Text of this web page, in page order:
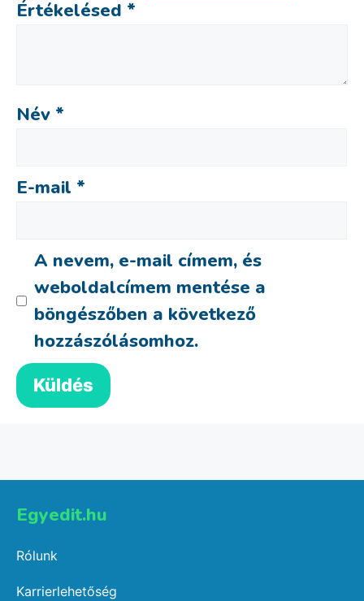
Értékelésed *
Név *
E-mail *
A nevem, e-mail címem, és
weboldalcímem mentése a
böngészőben a következő
hozzászólásomhoz.
Egyedit.hu
Rólunk
Karrierlehetőség